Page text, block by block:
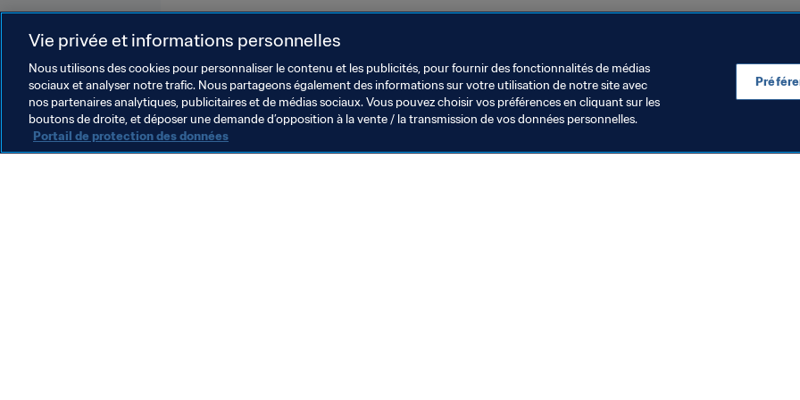
Mexico New Zealand
Vie privée et informations personnelles
Nous utilisons des cookies pour personnaliser le contenu et les publicités, pour fournir des fonctionnalités de médias
sociaux et analyser notre trafic. Nous partageons également des informations sur votre utilisation de notre site avec
nos partenaires analytiques, publicitaires et de médias sociaux. Vous pouvez choisir vos préférences en cliquant sur les
boutons de droite, et déposer une demande d’opposition à la vente / la transmission de vos données personnelles.
Portail de protection des données